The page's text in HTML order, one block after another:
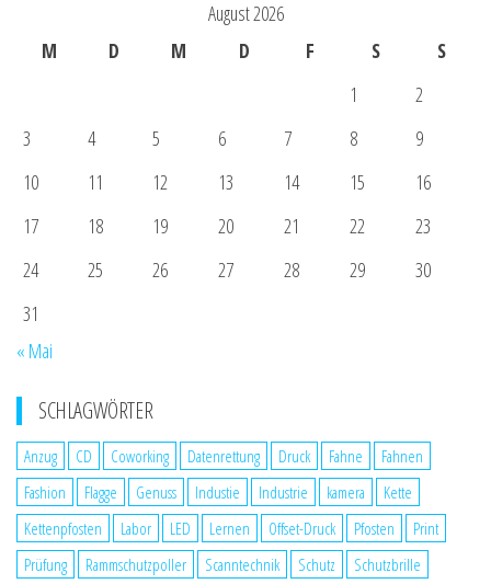
August 2026
M
D M D F S
S
1
2
3
4 5 6 7 8
9
10
11 12 13 14 15
16
17
18 19 20 21 22
23
24
25 26 27 28 29
30
31
« Mai
SCHLAGWÖRTER
Anzug CD Coworking Datenrettung Druck Fahne
Fahnen
Fashion
Flagge Genuss Industie Industrie kamera
Kette
Kettenpfosten
Labor LED Lernen Offset-Druck Pfosten
Print
Prüfung
Rammschutzpoller Scanntechnik Schutz
Schutzbrille